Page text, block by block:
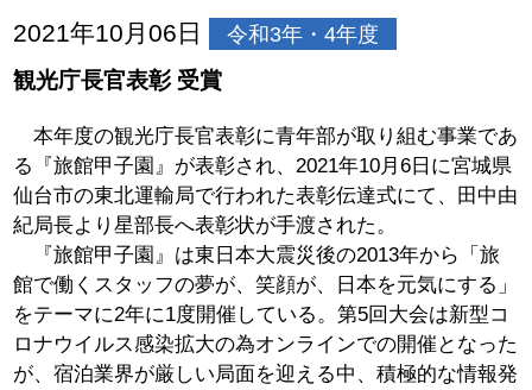
2021年10月06日 令和3年・4年度
観光庁長官表彰 受賞
本年度の観光庁長官表彰に青年部が取り組む事業であ
る『旅館甲子園』が表彰され、2021年10月6日に宮城県
仙台市の東北運輸局で行われた表彰伝達式にて、田中由
紀局長より星部長へ表彰状が手渡された。
『旅館甲子園』は東日本大震災後の2013年から「旅
館で働くスタッフの夢が、笑顔が、日本を元気にする」
をテーマに2年に1度開催している。第5回大会は新型コ
ロナウイルス感染拡大の為オンラインでの開催となった
が、宿泊業界が厳しい局面を迎える中、積極的な情報発